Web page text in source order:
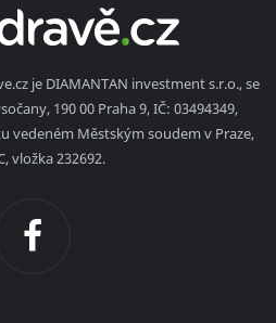
je DIAMANTAN investment s.r.o., se
190 00 Praha 9, IČ: 03494349,
vedeném Městským soudem v Praze,
vložka 232692.